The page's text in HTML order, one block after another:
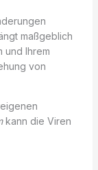
maßgeblich
und Ihrem
von
kann die Viren